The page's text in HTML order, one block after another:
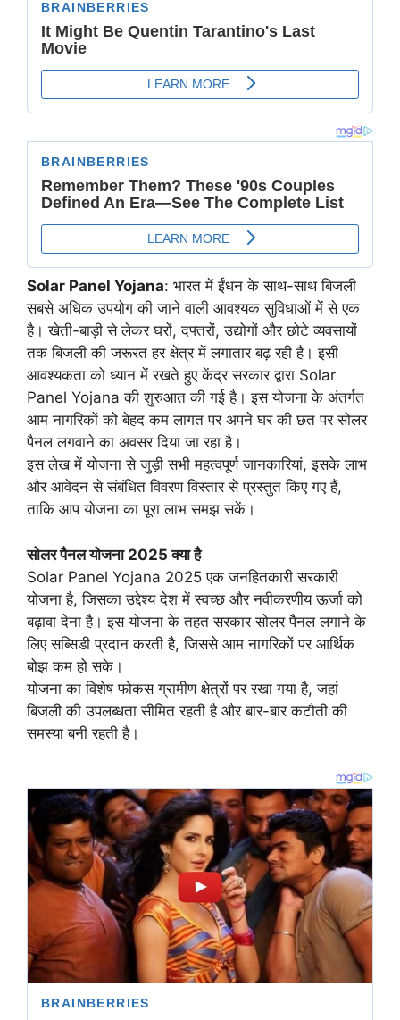
Solar Panel Yojana: भारत में ईंधन के साथ-साथ बिजली
सबसे अधिक उपयोग की जाने वाली आवश्यक सुविधाओं में से एक
है। खेती-बाड़ी से लेकर घरों, दफ्तरों, उद्योगों और छोटे व्यवसायों
तक बिजली की जरूरत हर क्षेत्र में लगातार बढ़ रही है। इसी
आवश्यकता को ध्यान में रखते हुए केंद्र सरकार द्वारा Solar
Panel Yojana की शुरुआत की गई है। इस योजना के अंतर्गत
आम नागरिकों को बेहद कम लागत पर अपने घर की छत पर सोलर
पैनल लगवाने का अवसर दिया जा रहा है।
इस लेख में योजना से जुड़ी सभी महत्वपूर्ण जानकारियां, इसके लाभ
और आवेदन से संबंधित विवरण विस्तार से प्रस्तुत किए गए हैं,
ताकि आप योजना का पूरा लाभ समझ सकें।
सोलर पैनल योजना 2025 क्या है
Solar Panel Yojana 2025 एक जनहितकारी सरकारी
योजना है, जिसका उद्देश्य देश में स्वच्छ और नवीकरणीय ऊर्जा को
बढ़ावा देना है। इस योजना के तहत सरकार सोलर पैनल लगाने के
लिए सब्सिडी प्रदान करती है, जिससे आम नागरिकों पर आर्थिक
बोझ कम हो सके।
योजना का विशेष फोकस ग्रामीण क्षेत्रों पर रखा गया है, जहां
बिजली की उपलब्धता सीमित रहती है और बार-बार कटौती की
समस्या बनी रहती है।